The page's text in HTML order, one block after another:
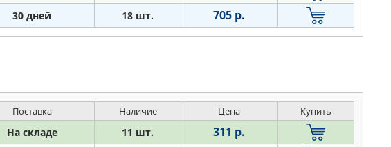
30 дней 18 шт. 705 р.
Поставка Наличие Цена Купить
На складе 11 шт. 311 р.